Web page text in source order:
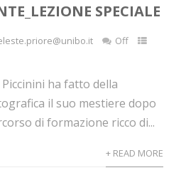
SPECIALE
Off
ha fatto della
il suo mestiere dopo
di formazione ricco di...
+ READ MORE